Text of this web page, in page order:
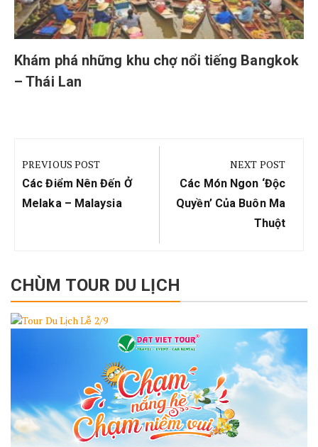
Khám phá những khu chợ nổi tiếng Bangkok
– Thái Lan
hướng
bài
viết
PREVIOUS POST
Previous
Post:
Các Điểm Nên Đến Ở
Melaka – Malaysia
NEXT POST
Next
Post:
Các Món Ngon ‘độc
Quyền’ Của Buôn Ma
Thuột
CHÙM TOUR DU LỊCH